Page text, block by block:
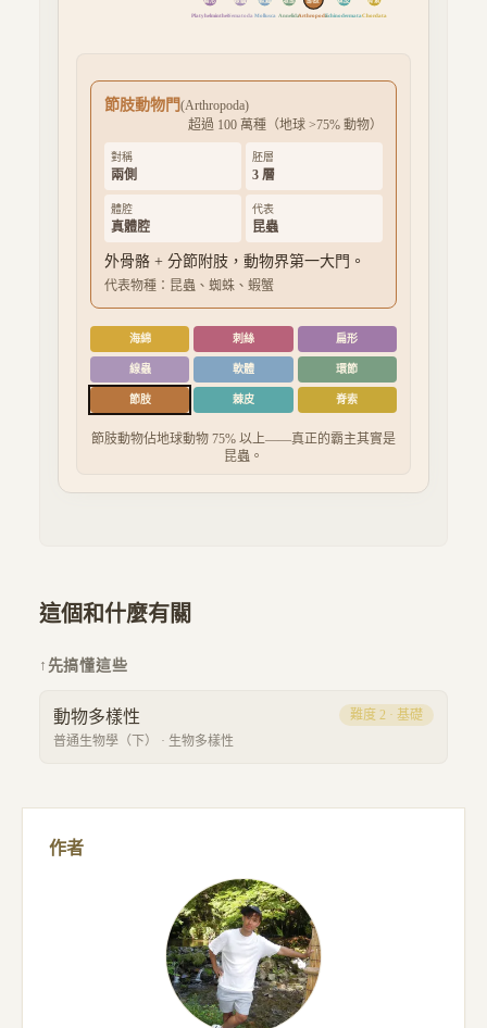
PlatyhelminthesNematoda Mollusca AnnelidaArthropodaEchinodermataChordata
節肢動物門(Arthropoda)
超過 100 萬種（地球 >75% 動物）
對稱
兩側
胚層
3 層
體腔
真體腔
代表
昆蟲
外骨骼 + 分節附肢，動物界第一大門。
代表物種： 昆蟲、蜘蛛、蝦蟹
海綿 刺絲 扁形
線蟲 軟體 環節
節肢 棘皮 脊索
節肢動物佔地球動物 75% 以上——真正的霸主其實是
昆蟲。
這個和什麼有關
↑ 先搞懂這些
動物多樣性
普通生物學（下） · 生物多樣性
難度 2 · 基礎
作者